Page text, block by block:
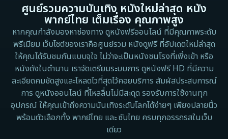
Detective สืบสวน
Disaster
Disney+
Documentary สารคดี
Documentary สารคดี
Drama ดราม่า
1983
1982
1971
1962
ศูนย์รวมความบันเทิง หนังใหม่ล่าสุด หนัง
พากย์ไทย เต็มเรื่อง คุณภาพสูง
หากคุณกำลังมองหาช่องทาง ดูหนังฟรีออนไลน์ ที่มีคุณภาพระดับ
พรีเมียม เว็บไซต์ของเราคือศูนย์รวม หนังดูฟรี ที่อัปเดตใหม่ล่าสุด
ให้คุณได้รับชมกันแบบจุใจ ไม่ว่าจะเป็นหนังชนโรงที่เพิ่งเข้า หรือ
หนังดังในตำนาน เราจัดเตรียมระบบการ ดูหนังฟรี HD ที่มีความ
ละเอียดคมชัดสูงและโหลดไวที่สุดไว้คอยบริการ สัมผัสประสบการณ์
การ ดูหนังออนไลน์ ที่ไหลลื่นไม่มีสะดุด รองรับการใช้งานทุก
อุปกรณ์ ให้คุณเข้าถึงความบันเทิงระดับโลกได้ง่ายๆ เพียงปลายนิ้ว
พร้อมตัวเลือกทั้ง พากย์ไทย และ ซับไทย ครบทุกอรรถรสในเว็บ
เดียว